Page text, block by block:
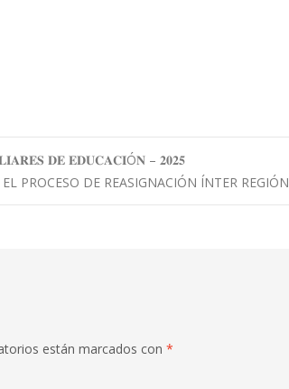
𝐃𝐄 𝐄𝐃𝐔𝐂𝐀𝐂𝐈Ó𝐍 – 𝟐𝟎𝟐𝟓
PROCESO DE REASIGNACIÓN ÍNTER REGIÓN
están marcados con *